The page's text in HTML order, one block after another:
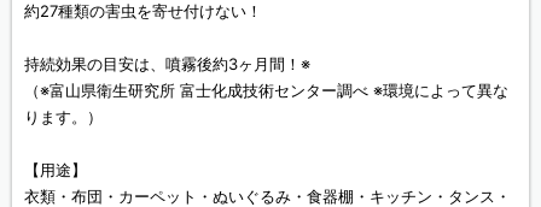
約27種類の害虫を寄せ付けない！
持続効果の目安は、噴霧後約3ヶ月間！※
（※富山県衛生研究所 富士化成技術センター調べ ※環境によって異な
ります。）
【用途】
衣類・布団・カーペット・ぬいぐるみ・食器棚・キッチン・タンス・